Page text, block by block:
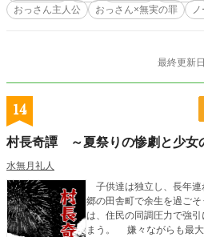
おっさん主人公
おっさん×無実の罪
最終更新
14
村長奇譚 ～夏祭りの惨劇と少女
水無月礼人
子供達は独立し、長年
郷の田舎町で余生を過ごそ
は、住民の同調圧力で強
まう。 嫌々ながらも最大